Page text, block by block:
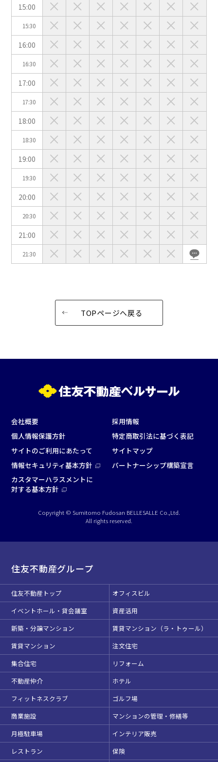
15:00
15:30
16:00
16:30
17:00
17:30
18:00
18:30
19:00
19:30
20:00
20:30
21:00
21:30
TOPページへ戻る
会社概要
採用情報
個人情報保護方針
特定商取引法に基づく表記
サイトのご利用にあたって
サイトマップ
情報セキュリティ基本方針
パートナーシップ構築宣言
カスタマーハラスメントに
対する基本方針
Copyright © Sumitomo Fudosan BELLESALLE Co.,Ltd.
All rights reserved.
住友不動産グループ
住友不動産トップ
オフィスビル
イベントホール・貸会議室
資産活用
新築・分譲マンション
賃貸マンション（ラ・トゥール）
賃貸マンション
注文住宅
集合住宅
リフォーム
不動産仲介
ホテル
フィットネスクラブ
ゴルフ場
商業施設
マンションの管理・修繕等
月極駐車場
インテリア販売
レストラン
保険
お問合せフォーム
面積
会場の種類
イベントホール 会議室
こだわり条件※複数選択可能
特長で選ぶ
駅直結
天井高3.5ｍ以上
窓があり開放感のある
会場
喫煙所あり
大型スクリーンあり
控室あり
4t車以上荷捌きあり
裏導線あり
時間貸し駐車場あり
専有回線(NURO)あり
e-sports大会
プレス発表
展示会・販売会
この条件で検索
選択している条件をリセットする